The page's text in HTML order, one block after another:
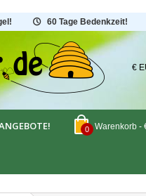
60 Tage Bedenkzeit!
€
0 Warenkorb -